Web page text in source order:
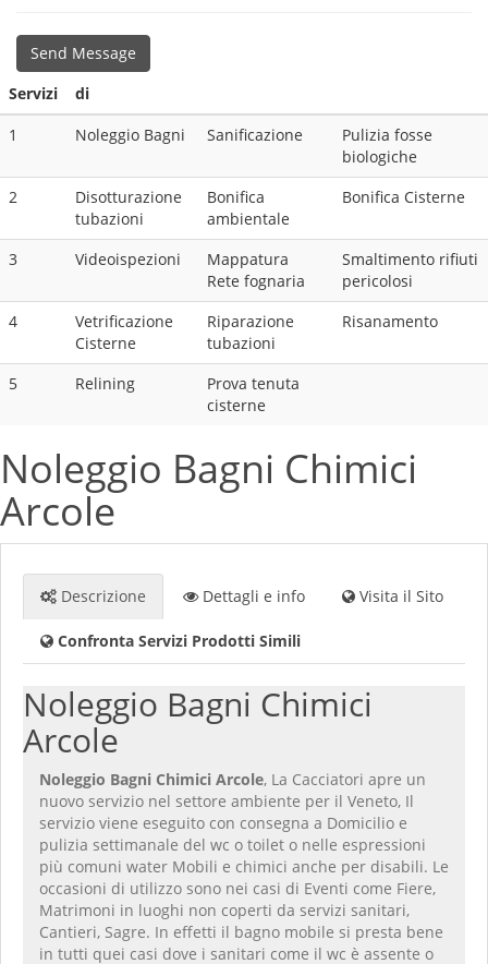
Send Message
Servizi
di
1
Noleggio Bagni Sanificazione
Pulizia fosse
biologiche
2
Disotturazione
tubazioni
Bonifica
ambientale
Bonifica Cisterne
3 Videoispezioni
Mappatura
Rete fognaria
Smaltimento rifiuti
pericolosi
4
Vetrificazione
Cisterne
Riparazione
tubazioni
Risanamento
5 Relining
Prova tenuta
cisterne
Noleggio Bagni Chimici
Arcole
Descrizione Dettagli e info Visita il Sito
Confronta Servizi Prodotti Simili
Noleggio Bagni Chimici
Arcole
Noleggio Bagni Chimici Arcole, La Cacciatori apre un
nuovo servizio nel settore ambiente per il Veneto, Il
servizio viene eseguito con consegna a Domicilio e
pulizia settimanale del wc o toilet o nelle espressioni
più comuni water Mobili e chimici anche per disabili. Le
occasioni di utilizzo sono nei casi di Eventi come Fiere,
Matrimoni in luoghi non coperti da servizi sanitari,
Cantieri, Sagre. In effetti il bagno mobile si presta bene
in tutti quei casi dove i sanitari come il wc è assente o